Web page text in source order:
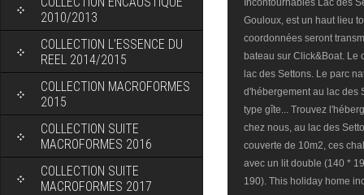
2010/2013
COLLECTION L’ESSENCE DU
REEL 2014/2015
COLLECTION MACROFORMES
2015
COLLECTION SUITE
MACROFORMES 2016
COLLECTION SUITE
MACROFORMES 2017